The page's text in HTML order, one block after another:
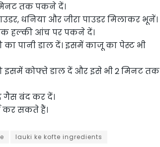
तक पकने दें।
धनिया और जीरा पाउडर मिलाकर भूनें।
हल्की आंच पर पकने दें।
पानी डाल दें। इसमें काजू का पेस्ट भी
इसमें कोफ्ते डाल दें और इसे भी 2 मिनट तक
बंद कर दें।
कर सकते हैं।
lauki ke kofte ingredients